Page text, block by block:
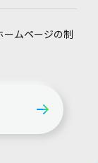
ムページの制